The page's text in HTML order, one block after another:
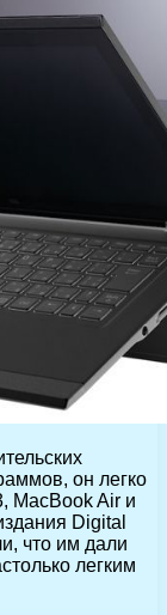
он легко
MacBook Air и
Digital
что им дали
легким